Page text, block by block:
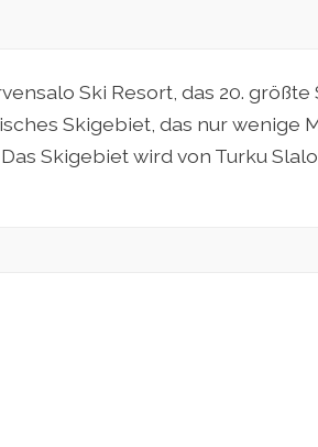
Ski Resort, das 20. größte
Skigebiet, das nur wenige
Skigebiet wird von Turku